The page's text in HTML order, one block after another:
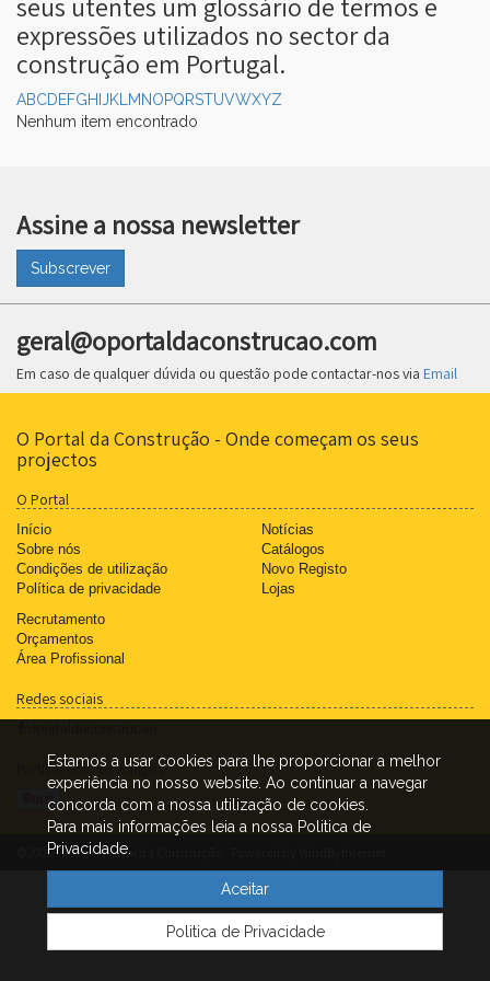
expressões utilizados no sector da
construção em Portugal.
ABCDEFGH JK M NOPQRSTUVWXYZ
Nenhum item encontrado
Assine a nossa newsletter
Subscrever
geral@oportaldaconstrucao.com
Em caso de qualquer dúvida ou questão pode contactar-nos via Email
O Portal da Construção - Onde começam os seus
projectos
O Portal
Início
Sobre nós
Condições de utilização
Política de privacidade
Notícias
Catálogos
Novo Registo
Lojas
Recrutamento
Orçamentos
Área Profissional
Redes sociais
Partilhe com os Amigos
©2006 - 2026 O Portal da Construção · Powered by
Estamos a usar cookies para lhe proporcionar a melhor
experiência no nosso website. Ao continuar a navegar
concorda com a nossa utilização de cookies.
Para mais informações leia a nossa Politica de
Privacidade.
Aceitar
Politica de Privacidade